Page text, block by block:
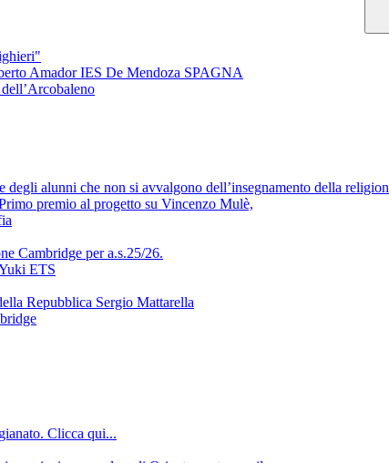
Amador IES De Mendoza SPAGNA
alunni che non si avvalgono dell’insegnamento della
premio al progetto su Vincenzo Mulè,
Cambridge per a.s.25/26.
ETS
Repubblica Sergio Mattarella
Clicca qui...